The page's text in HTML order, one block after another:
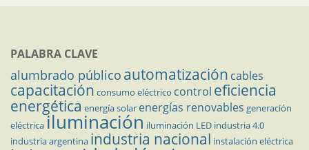
PALABRA CLAVE
alumbrado público automatización cables
capacitación consumo eléctrico control eficiencia
energética energía solar energías renovables generación
eléctricailuminación iluminación LED industria 4.0
industria argentina industria nacional instalación eléctrica